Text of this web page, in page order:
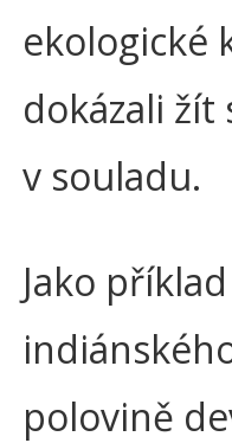
ekologické
dokázali
v souladu.
Jako
polovině